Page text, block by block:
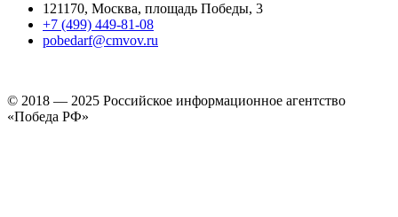
121170, Москва, площадь Победы, 3
+7 (499) 449-81-08
pobedarf@cmvov.ru
© 2018 — 2025 Российское информационное агентство
«Победа РФ»